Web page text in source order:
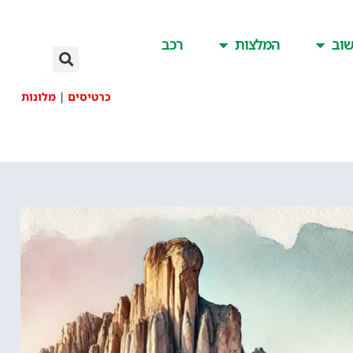
המלצות רכב
כרטיסים | מלונות